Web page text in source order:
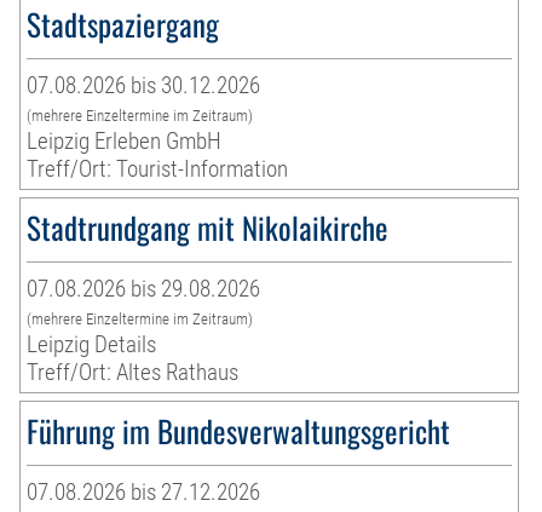
Stadtspaziergang
07.08.2026 bis 30.12.2026
(mehrere Einzeltermine im Zeitraum)
Leipzig Erleben GmbH
Treff/Ort: Tourist-Information
Stadtrundgang mit Nikolaikirche
07.08.2026 bis 29.08.2026
(mehrere Einzeltermine im Zeitraum)
Leipzig Details
Treff/Ort: Altes Rathaus
Führung im Bundesverwaltungsgericht
07.08.2026 bis 27.12.2026